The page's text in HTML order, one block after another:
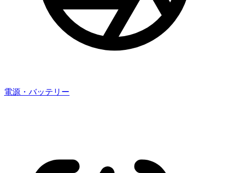
電源・バッテリー